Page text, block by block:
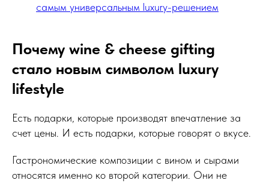
самым универсальным luxury-решением
Почему wine & cheese gifting
стало новым символом luxury
lifestyle
Есть подарки, которые производят впечатление за
счет цены. И есть подарки, которые говорят о вкусе.
Гастрономические композиции с вином и сырами
относятся именно ко второй категории. Они не